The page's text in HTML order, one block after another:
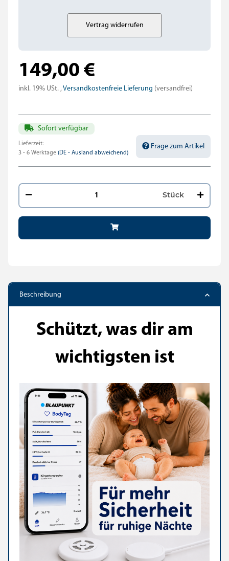
149,00 €
inkl. 19% USt. , Versandkostenfreie Lieferung (versandfrei)
Sofort verfügbar
Lieferzeit:
3 - 6 Werktage (DE - Ausland abweichend)
Frage zum Artikel
Stück
Beschreibung
Schützt, was dir am
wichtigsten ist